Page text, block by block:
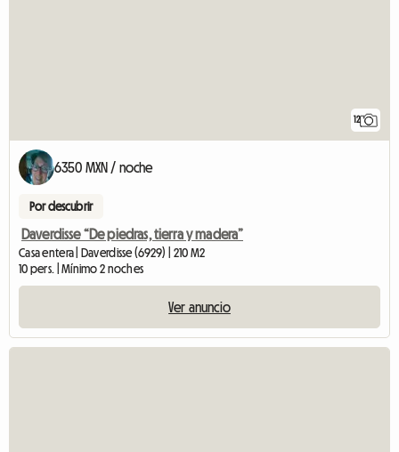
12
6350 MXN / noche
Por descubrir
Daverdisse “De piedras, tierra y madera”
Casa entera | Daverdisse (6929) | 210 M2
10 pers. | Mínimo 2 noches
Ver anuncio